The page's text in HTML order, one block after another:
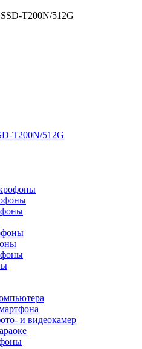
T200N/512G
и видеокамер